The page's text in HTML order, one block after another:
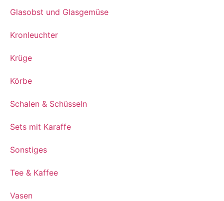
Glasobst und Glasgemüse
Kronleuchter
Krüge
Körbe
Schalen & Schüsseln
Sets mit Karaffe
Sonstiges
Tee & Kaffee
Vasen